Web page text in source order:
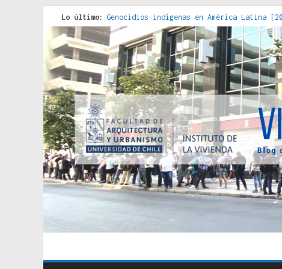
Lo último: Genocidios indígenas en América Latina
Estudios sobre la espacialización de
Donde el pedernal choca con el acero :
Criterios técnicos para una vivienda
Red de consultorios de la Caja del